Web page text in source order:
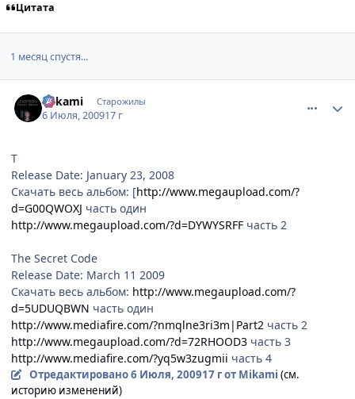
Цитата
1 месяц спустя...
Mikаmi Старожилы
6 Июля, 200917 г
T
Release Date: January 23, 2008
Скачать весь альбом: [http://www.megaupload.com/?
d=G00QWOXJ часть один
http://www.megaupload.com/?d=DYWYSRFF часть 2
The Secret Code
Release Date: March 11 2009
Скачать весь альбом: http://www.megaupload.com/?
d=5UDUQBWN часть один
http://www.mediafire.com/?nmqlne3ri3m|Part2 часть 2
http://www.megaupload.com/?d=72RHOOD3 часть 3
http://www.mediafire.com/?yq5w3zugmii часть 4
Отредактировано6 Июля, 200917 гот Mikаmi (см.
историю изменений)